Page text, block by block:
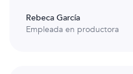
Rebeca García
Empleada en productora